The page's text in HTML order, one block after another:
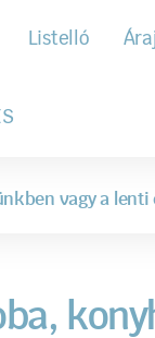
Listelló
vagy a